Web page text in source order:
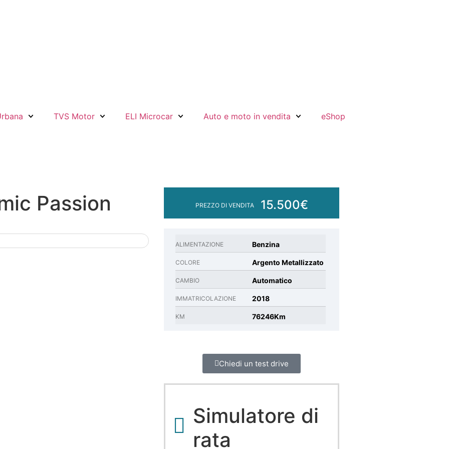
TVS Motor ELI Microcar Auto e moto in vendita eShop
Passion PREZZO DI VENDITA 15.500€
ALIMENTAZIONE Benzina
COLORE Argento Metallizzato
CAMBIO Automatico
IMMATRICOLAZIONE 2018
KM 76246Km
Chiedi un test drive
Simulatore di
rata